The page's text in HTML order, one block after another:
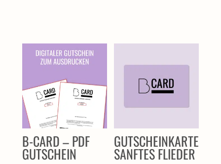
B-CARD – PDF
GUTSCHEIN
GUTSCHEINKARTE
SANFTES FLIEDER